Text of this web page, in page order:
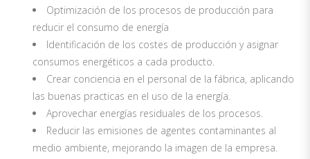
Optimización de los procesos de producción para
reducir el consumo de energía
Identificación de los costes de producción y asignar
consumos energéticos a cada producto.
Crear conciencia en el personal de la fábrica, aplicando
las buenas practicas en el uso de la energía.
Aprovechar energías residuales de los procesos.
Reducir las emisiones de agentes contaminantes al
medio ambiente, mejorando la imagen de la empresa.